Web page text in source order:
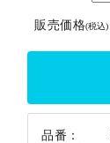
販売価格(税込)
品番：